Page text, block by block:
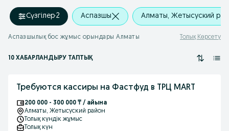
Сүзгілер·2 Аспазшы Алматы, Жетысуский
Аспазшылық бос жұмыс орындары Алматы Толық Көрсету
10 ХАБАРЛАНДЫРУ ТАПТЫҚ
Требуются кассиры на Фастфуд в ТРЦ MART
200 000 - 300 000 ₸ / айына
Алматы, Жетысуский район
Толық күндік жұмыс
Толық күн